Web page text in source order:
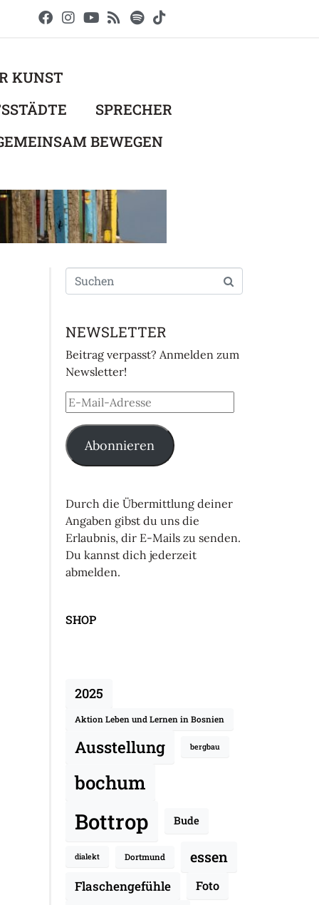
KUNST
SPRECHER
BEWEGEN
NEWSLETTER
Beitrag verpasst? Anmelden zum
Newsletter!
Abonnieren
Durch die Übermittlung deiner
Angaben gibst du uns die
Erlaubnis, dir E-Mails zu senden.
Du kannst dich jederzeit
abmelden.
SHOP
2025
Aktion Leben und Lernen in Bosnien
Ausstellung bergbau
bochum
Bottrop Bude
dialekt Dortmund essen
Flaschengefühle Foto